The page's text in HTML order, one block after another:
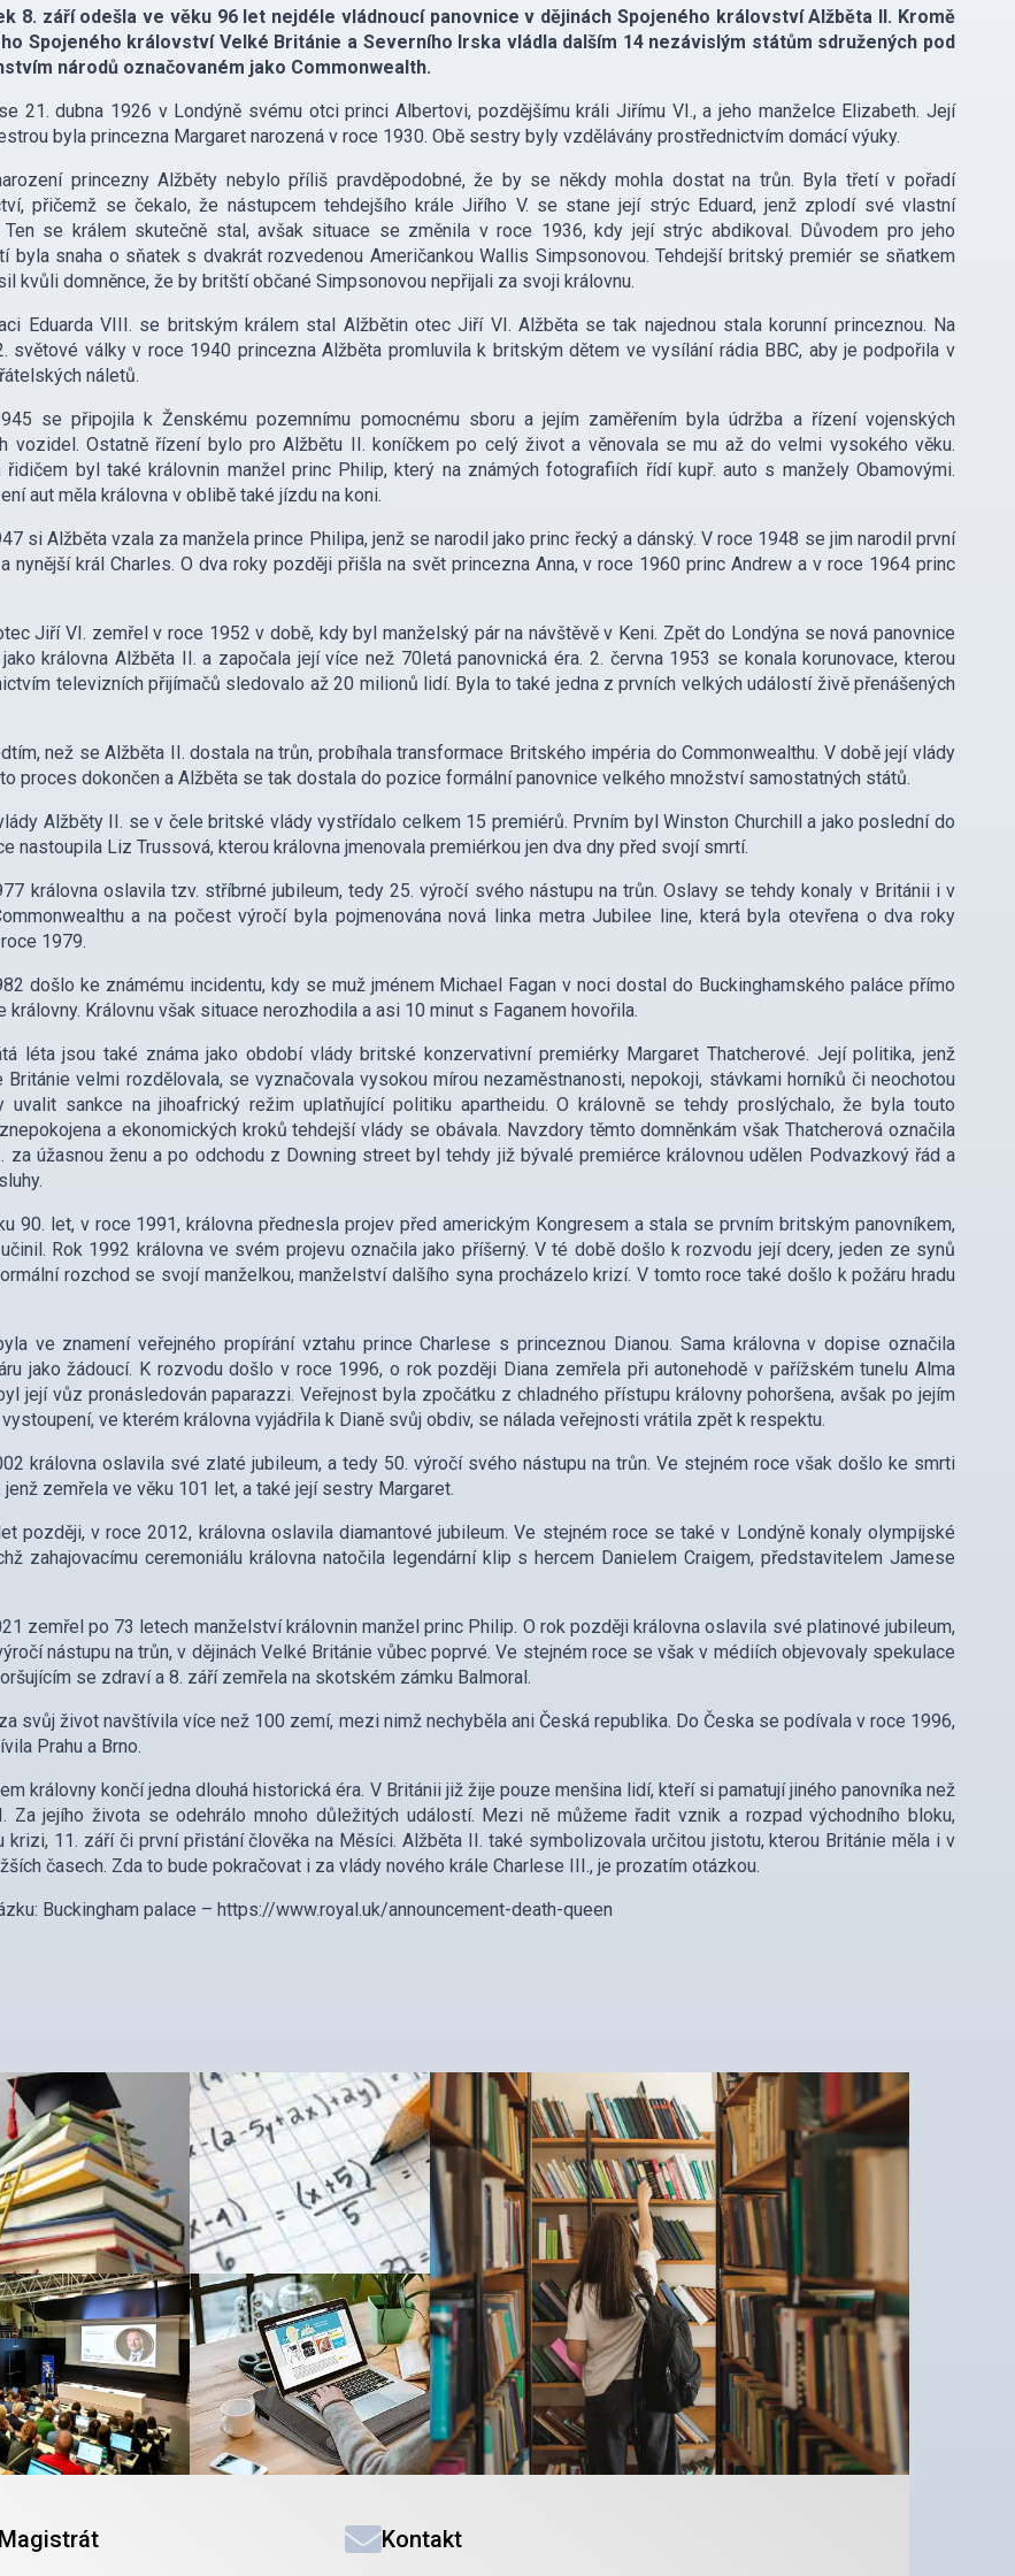
8. září odešla ve věku 96 let nejdéle vládnoucí panovnice v dějinách Spojeného království Alžběta II. Kromě
Spojeného království Velké Británie a Severního Irska vládla dalším 14 nezávislým státům sdružených pod
národů označovaném jako Commonwealth.
21. dubna 1926 v Londýně svému otci princi Albertovi, pozdějšímu králi Jiřímu VI., a jeho manželce Elizabeth. Její
byla princezna Margaret narozená v roce 1930. Obě sestry byly vzdělávány prostřednictvím domácí výuky.
princezny Alžběty nebylo příliš pravděpodobné, že by se někdy mohla dostat na trůn. Byla třetí v pořadí
přičemž se čekalo, že nástupcem tehdejšího krále Jiřího V. se stane její strýc Eduard, jenž zplodí své vlastní
Ten se králem skutečně stal, avšak situace se změnila v roce 1936, kdy její strýc abdikoval. Důvodem pro jeho
byla snaha o sňatek s dvakrát rozvedenou Američankou Wallis Simpsonovou. Tehdejší britský premiér se sňatkem
kvůli domněnce, že by britští občané Simpsonovou nepřijali za svoji královnu.
Eduarda VIII. se britským králem stal Alžbětin otec Jiří VI. Alžběta se tak najednou stala korunní princeznou. Na
světové války v roce 1940 princezna Alžběta promluvila k britským dětem ve vysílání rádia BBC, aby je podpořila v
náletů.
se připojila k Ženskému pozemnímu pomocnému sboru a jejím zaměřením byla údržba a řízení vojenských
vozidel. Ostatně řízení bylo pro Alžbětu II. koníčkem po celý život a věnovala se mu až do velmi vysokého věku.
řidičem byl také královnin manžel princ Philip, který na známých fotografiích řídí kupř. auto s manžely Obamovými.
aut měla královna v oblibě také jízdu na koni.
si Alžběta vzala za manžela prince Philipa, jenž se narodil jako princ řecký a dánský. V roce 1948 se jim narodil první
nynější král Charles. O dva roky později přišla na svět princezna Anna, v roce 1960 princ Andrew a v roce 1964 princ
Jiří VI. zemřel v roce 1952 v době, kdy byl manželský pár na návštěvě v Keni. Zpět do Londýna se nová panovnice
královna Alžběta II. a započala její více než 70letá panovnická éra. 2. června 1953 se konala korunovace, kterou
televizních přijímačů sledovalo až 20 milionů lidí. Byla to také jedna z prvních velkých událostí živě přenášených
než se Alžběta II. dostala na trůn, probíhala transformace Britského impéria do Commonwealthu. V době její vlády
proces dokončen a Alžběta se tak dostala do pozice formální panovnice velkého množství samostatných států.
Alžběty II. se v čele britské vlády vystřídalo celkem 15 premiérů. Prvním byl Winston Churchill a jako poslední do
nastoupila Liz Trussová, kterou královna jmenovala premiérkou jen dva dny před svojí smrtí.
královna oslavila tzv. stříbrné jubileum, tedy 25. výročí svého nástupu na trůn. Oslavy se tehdy konaly v Británii i v
a na počest výročí byla pojmenována nová linka metra Jubilee line, která byla otevřena o dva roky
1979.
došlo ke známému incidentu, kdy se muž jménem Michael Fagan v noci dostal do Buckinghamského paláce přímo
královny. Královnu však situace nerozhodila a asi 10 minut s Faganem hovořila.
léta jsou také známa jako období vlády britské konzervativní premiérky Margaret Thatcherové. Její politika, jenž
Británie velmi rozdělovala, se vyznačovala vysokou mírou nezaměstnanosti, nepokoji, stávkami horníků či neochotou
uvalit sankce na jihoafrický režim uplatňující politiku apartheidu. O královně se tehdy proslýchalo, že byla touto
a ekonomických kroků tehdejší vlády se obávala. Navzdory těmto domněnkám však Thatcherová označila
za úžasnou ženu a po odchodu z Downing street byl tehdy již bývalé premiérce královnou udělen Podvazkový řád a
90. let, v roce 1991, královna přednesla projev před americkým Kongresem a stala se prvním britským panovníkem,
Rok 1992 královna ve svém projevu označila jako příšerný. V té době došlo k rozvodu její dcery, jeden ze synů
rozchod se svojí manželkou, manželství dalšího syna procházelo krizí. V tomto roce také došlo k požáru hradu
ve znamení veřejného propírání vztahu prince Charlese s princeznou Dianou. Sama královna v dopise označila
jako žádoucí. K rozvodu došlo v roce 1996, o rok později Diana zemřela při autonehodě v pařížském tunelu Alma
její vůz pronásledován paparazzi. Veřejnost byla zpočátku z chladného přístupu královny pohoršena, avšak po jejím
ve kterém královna vyjádřila k Dianě svůj obdiv, se nálada veřejnosti vrátila zpět k respektu.
královna oslavila své zlaté jubileum, a tedy 50. výročí svého nástupu na trůn. Ve stejném roce však došlo ke smrti
jenž zemřela ve věku 101 let, a také její sestry Margaret.
později, v roce 2012, královna oslavila diamantové jubileum. Ve stejném roce se také v Londýně konaly olympijské
zahajovacímu ceremoniálu královna natočila legendární klip s hercem Danielem Craigem, představitelem Jamese
zemřel po 73 letech manželství královnin manžel princ Philip. O rok později královna oslavila své platinové jubileum,
nástupu na trůn, v dějinách Velké Británie vůbec poprvé. Ve stejném roce se však v médiích objevovaly spekulace
se zdraví a 8. září zemřela na skotském zámku Balmoral.
svůj život navštívila více než 100 zemí, mezi nimž nechyběla ani Česká republika. Do Česka se podívala v roce 1996,
Prahu a Brno.
královny končí jedna dlouhá historická éra. V Británii již žije pouze menšina lidí, kteří si pamatují jiného panovníka než
Za jejího života se odehrálo mnoho důležitých událostí. Mezi ně můžeme řadit vznik a rozpad východního bloku,
krizi, 11. září či první přistání člověka na Měsíci. Alžběta II. také symbolizovala určitou jistotu, kterou Británie měla i v
časech. Zda to bude pokračovat i za vlády nového krále Charlese III., je prozatím otázkou.
Buckingham palace – https://www.royal.uk/announcement-death-queen
Kontakt